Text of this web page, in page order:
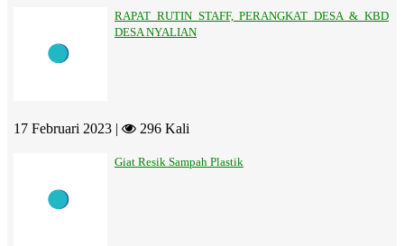
RAPAT RUTIN STAFF, PERANGKAT DESA & KBD
DESA NYALIAN
17 Februari 2023 | 296 Kali
Giat Resik Sampah Plastik